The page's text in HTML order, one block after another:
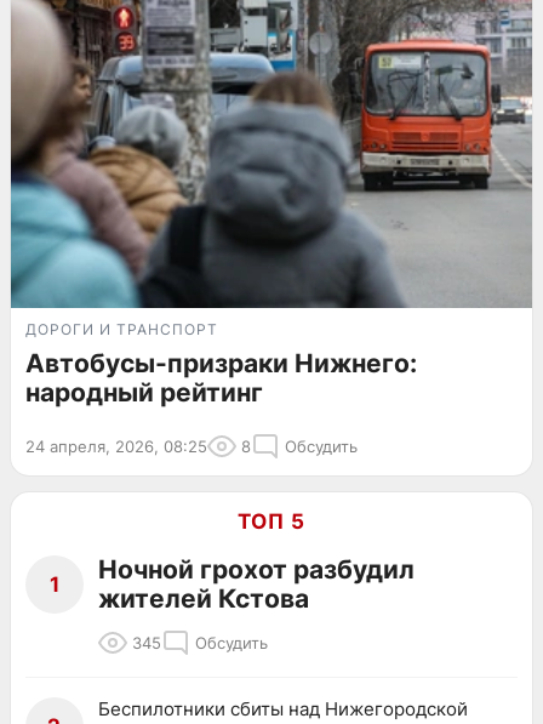
ДОРОГИ И ТРАНСПОРТ
Автобусы-призраки Нижнего:
народный рейтинг
24 апреля, 2026, 08:25 8 Обсудить
ТОП 5
1
Ночной грохот разбудил
жителей Кстова
345 Обсудить
Беспилотники сбиты над Нижегородской